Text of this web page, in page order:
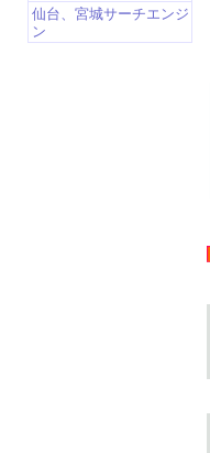
仙台、宮城サーチエンジ
ン